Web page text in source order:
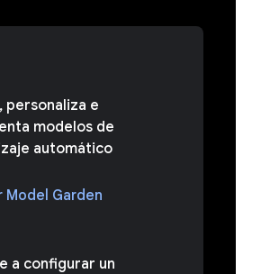
personaliza e
modelos de
automático
Model Garden
a configurar un